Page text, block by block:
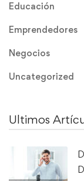
Educación
Emprendedores
Negocios
Uncategorized
Ultimos